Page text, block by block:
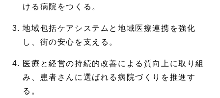
ける病院をつくる。
地域包括ケアシステムと地域医療連携を強化
し、街の安心を支える。
医療と経営の持続的改善による質向上に取り組
み、患者さんに選ばれる病院づくりを推進す
る。